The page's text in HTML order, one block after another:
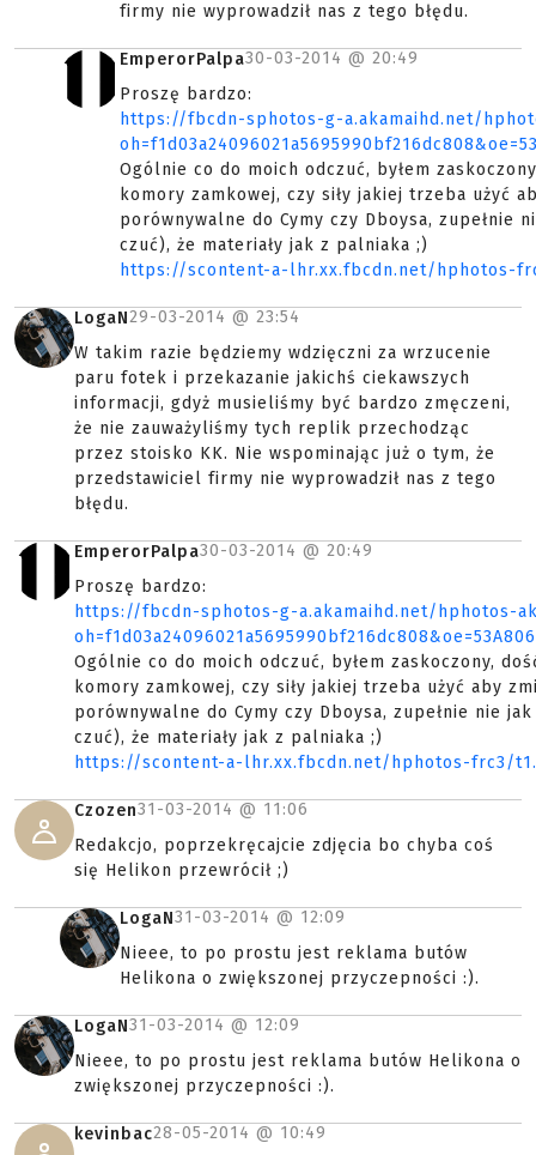
firmy nie wyprowadził nas z tego błędu.
EmperorPalpa30-03-2014 @ 20:49
Proszę bardzo:
https://fbcdn-sphotos-g-a.akamaihd.net/
Ogólnie co do moich odczuć, byłem
komory zamkowej, czy siły jakiej trzeba użyć
porównywalne do Cymy czy Dboysa, zupełnie
czuć), że materiały jak z palniaka ;)
https://scontent-a-lhr.xx.fbcdn.net/hphotos-
LogaN29-03-2014 @ 23:54
W takim razie będziemy wdzięczni za wrzucenie
paru fotek i przekazanie jakichś ciekawszych
informacji, gdyż musieliśmy być bardzo zmęczeni,
że nie zauważyliśmy tych replik przechodząc
przez stoisko KK. Nie wspominając już o tym, że
przedstawiciel firmy nie wyprowadził nas z tego
błędu.
EmperorPalpa30-03-2014 @ 20:49
Proszę bardzo:
https://fbcdn-sphotos-g-a.akamaihd.net/hphotos-
Ogólnie co do moich odczuć, byłem zaskoczony,
komory zamkowej, czy siły jakiej trzeba użyć aby
porównywalne do Cymy czy Dboysa, zupełnie nie
czuć), że materiały jak z palniaka ;)
https://scontent-a-lhr.xx.fbcdn.net/hphotos-frc3/
Czozen31-03-2014 @ 11:06
Redakcjo, poprzekręcajcie zdjęcia bo chyba coś
się Helikon przewrócił ;)
LogaN31-03-2014 @ 12:09
Nieee, to po prostu jest reklama butów
Helikona o zwiększonej przyczepności :).
LogaN31-03-2014 @ 12:09
Nieee, to po prostu jest reklama butów Helikona o
zwiększonej przyczepności :).
kevinbac28-05-2014 @ 10:49